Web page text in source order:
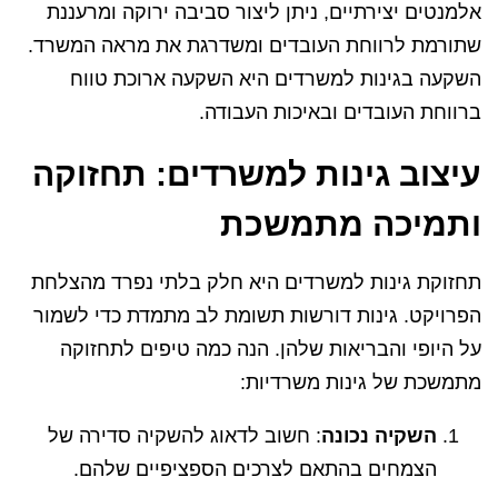
אלמנטים יצירתיים, ניתן ליצור סביבה ירוקה ומרעננת
שתורמת לרווחת העובדים ומשדרגת את מראה המשרד.
השקעה בגינות למשרדים היא השקעה ארוכת טווח
ברווחת העובדים ובאיכות העבודה.
עיצוב גינות למשרדים: תחזוקה
ותמיכה מתמשכת
תחזוקת גינות למשרדים היא חלק בלתי נפרד מהצלחת
הפרויקט. גינות דורשות תשומת לב מתמדת כדי לשמור
על היופי והבריאות שלהן. הנה כמה טיפים לתחזוקה
מתמשכת של גינות משרדיות:
השקיה נכונה: חשוב לדאוג להשקיה סדירה של
הצמחים בהתאם לצרכים הספציפיים שלהם.